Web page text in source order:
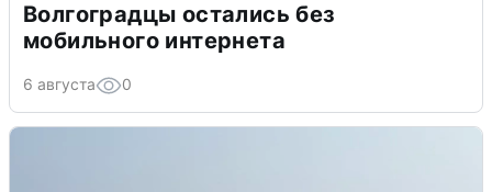
Волгоградцы остались без
мобильного интернета
6 августа 0